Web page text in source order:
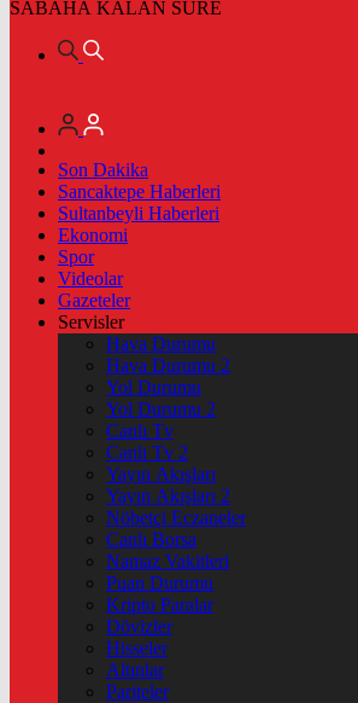
SABAHA KALAN SÜRE
Son Dakika
Sancaktepe Haberleri
Sultanbeyli Haberleri
Ekonomi
Spor
Videolar
Gazeteler
Servisler
Hava Durumu
Hava Durumu 2
Yol Durumu
Yol Durumu 2
Canlı Tv
Canlı Tv 2
Yayın Akışları
Yayın Akışları 2
Nöbetçi Eczaneler
Canlı Borsa
Namaz Vakitleri
Puan Durumu
Kripto Paralar
Dövizler
Hisseler
Altınlar
Pariteler